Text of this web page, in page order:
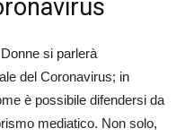
si parlerà
del Coronavirus; in
è possibile difendersi da
mediatico. Non solo,